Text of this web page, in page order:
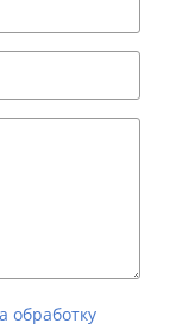
обработку